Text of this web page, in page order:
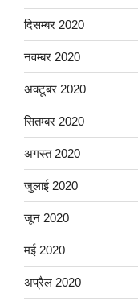
दिसम्बर 2020
नवम्बर 2020
अक्टूबर 2020
सितम्बर 2020
अगस्त 2020
जुलाई 2020
जून 2020
मई 2020
अप्रैल 2020